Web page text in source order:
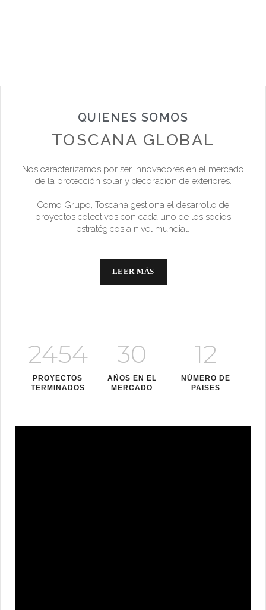
QUIENES SOMOS
TOSCANA GLOBAL
Nos caracterizamos por ser innovadores en el mercado
de la protección solar y decoración de exteriores.
Como Grupo, Toscana gestiona el desarrollo de
proyectos colectivos con cada uno de los socios
estratégicos a nivel mundial.
LEER MÁS
2454
PROYECTOS
TERMINADOS
30
AÑOS EN EL
MERCADO
12
NÚMERO DE
PAISES